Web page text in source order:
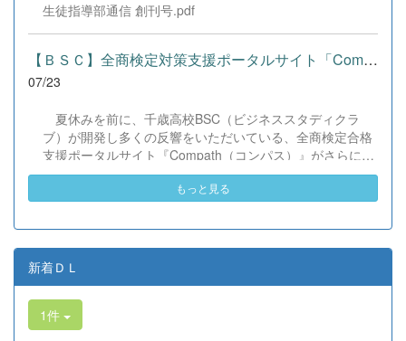
葉や国境を超えて笑顔で交流を深めました。 主催者の方か
らは、「国籍や年齢を問わず笑顔で寄り添い、自分で考え
て動く姿が素晴らしい。異文化理解のマインドが自然と身
についている」と、賞賛の声をいただきました！ 教室の中
だけでなく、地域や世界という広いフィールドで本領を発
姿に、誇らしさでいっぱいです。 教養科生、どんどん外へ
飛び出そう！ その温かい心と行動力を磨き、世界を笑顔に
する魅力的な人材へ成長していく皆さんを応援していま
す！
生徒指導部通信 創刊号.pdf
【ＢＳＣ】全商検定対策支援ポータルサイト「Compath（コンパス）...
07/23
夏休みを前に、千歳高校BSC（ビジネススタディクラ
ブ）が開発し多くの反響をいただいている、全商検定合格
支援ポータルサイト『Compath（コンパス）』がさらにバ
ージョンアップいたしました。 今回もユーザーの皆様か
らいただいたアンケートのご意見をもとに、BSC部員のプ
の実装までを行いました。今回のアップデートでは、ビジ
ネス計算・簿記・ビジネス文書・情報処理・商業経済・財
務分析・ビジネスコミュニケーションなど各ジャンルに及
ぶ計79件の更新プログラムを一挙にリリースしました。
具体的には、各検定問題数の大幅増加をはじめ、英語翻訳
機能の追加、フォント拡大など視認性の改善、SEO対策
（タグの最適化）によるサイト動作の快適化を実施しまし
もっと見る
新着ＤＬ
1件